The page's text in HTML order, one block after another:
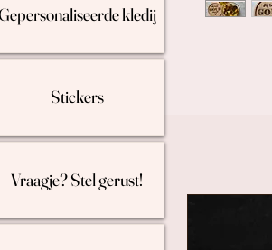
kledij
Stickers
Vraagje? Stel gerust!